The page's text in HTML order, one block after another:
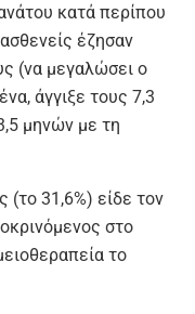
κατά περίπου
έζησαν
(να μεγαλώσει ο
άγγιξε τους 7,3
μηνών με τη
(το 31,6%) είδε τον
στο
το